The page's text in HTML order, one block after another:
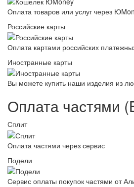
Оплата товаров или услуг через
Российские карты
Оплата картами российских
Иностранные карты
Вы можете купить наши изделия из
Оплата частями
Сплит
Оплата частями через сервис
Подели
Сервис оплаты покупок частями от